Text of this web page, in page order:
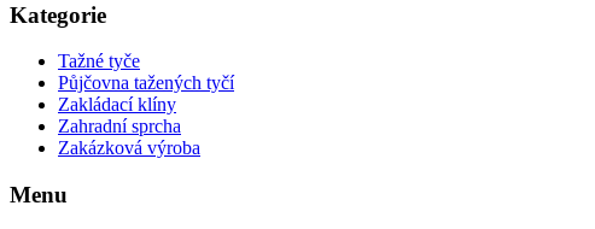
Kategorie
Tažné tyče
Půjčovna tažených tyčí
Zakládací klíny
Zahradní sprcha
Zakázková výroba
Menu